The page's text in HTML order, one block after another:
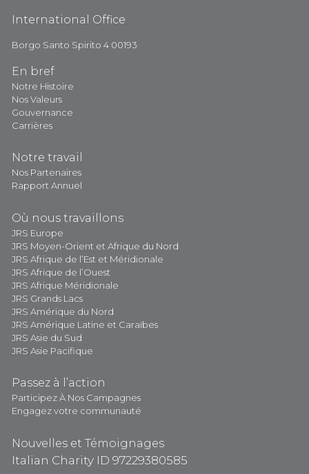
International Office
Borgo Santo Spirito 4 00193
En bref
Notre Histoire
Nos Valeurs
Gouvernance
Carrières
Notre travail
Nos Partenaires
Rapport Annuel
Où nous travaillons
JRS Europe
JRS Moyen-Orient et Afrique du Nord
JRS Afrique de l’Est et Méridionale
JRS Afrique de l’Ouest
JRS Afrique Méridionale
JRS Grands Lacs
JRS Amérique du Nord
JRS Amérique Latine et Caraïbes
JRS Asie du Sud
JRS Asie Pacifique
Passez à l’action
Participez À Nos Campagnes
Engagez votre communauté
Nouvelles et Témoignages
Italian Charity ID 97229380585